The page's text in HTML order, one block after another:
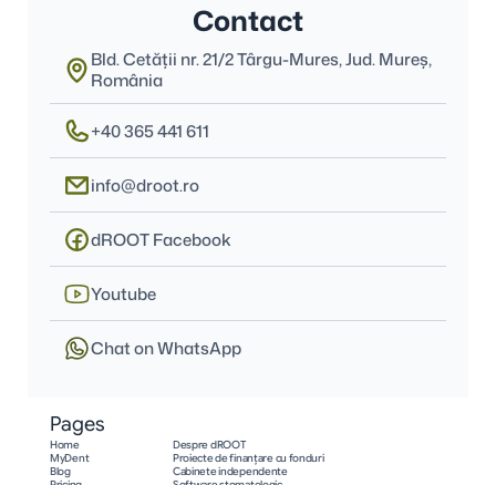
Contact
Bld. Cetății nr. 21/2 Târgu-Mures, Jud. Mureş,
România
+40 365 441 611
info@droot.ro
dROOT Facebook
Youtube
Chat on WhatsApp
Pages
Home
MyDent
Blog
Despre dROOT
Proiecte de finanțare cu fonduri
Cabinete independente